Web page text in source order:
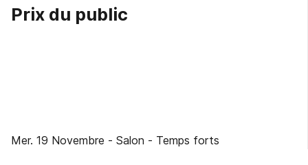
Prix du public
Mer. 19 Novembre - Salon - Temps forts